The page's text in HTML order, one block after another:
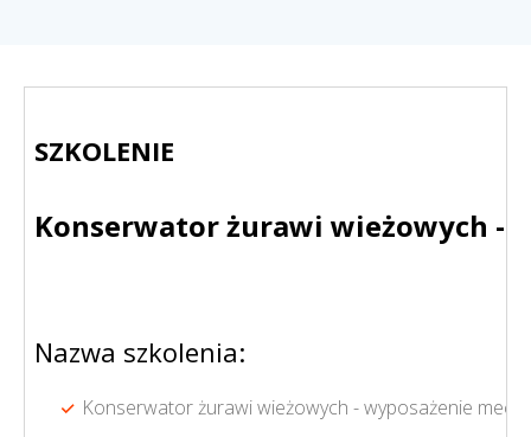
SZKOLENIE
Konserwator żurawi wieżowych -
Nazwa szkolenia:
Konserwator żurawi wieżowych - wyposażenie